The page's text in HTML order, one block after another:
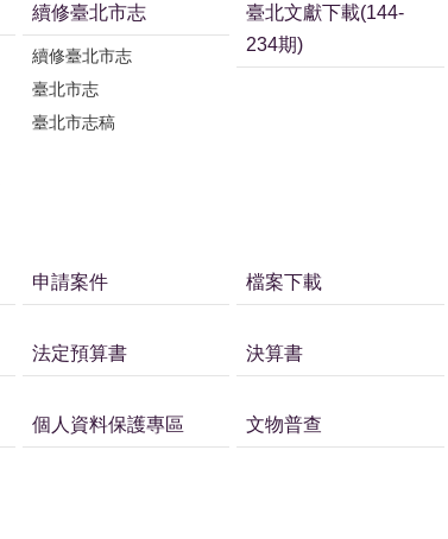
續修臺北市志
續修臺北市志
臺北市志
臺北市志稿
臺北文獻下載(144-
234期)
申請案件 檔案下載
法定預算書 決算書
個人資料保護專區 文物普查